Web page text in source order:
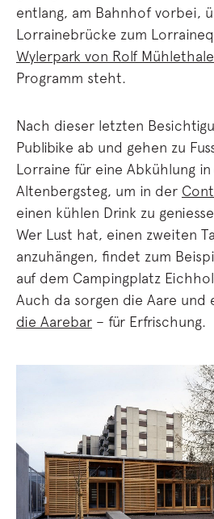
entlang, am Bahnhof vorbei,
Lorrainebrücke zum
Wylerpark von Rolf
Programm steht.
Nach dieser letzten
Publibike ab und gehen zu
Lorraine für eine Abkühlung
Altenbergsteg, um in der
einen kühlen Drink zu
Wer Lust hat, einen zweiten
anzuhängen, findet zum
auf dem Campingplatz
Auch da sorgen die Aare und
die Aarebar – für Erfrischung.